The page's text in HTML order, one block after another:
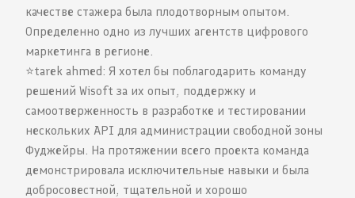
качестве стажера была плодотворным опытом.
Определенно одно из лучших агентств цифрового
маркетинга в регионе.
⭐️tarek ahmed: Я хотел бы поблагодарить команду
решений Wisoft за их опыт, поддержку и
самоотверженность в разработке и тестировании
нескольких API для администрации свободной зоны
Фуджейры. На протяжении всего проекта команда
демонстрировала исключительные навыки и была
добросовестной, тщательной и хорошо